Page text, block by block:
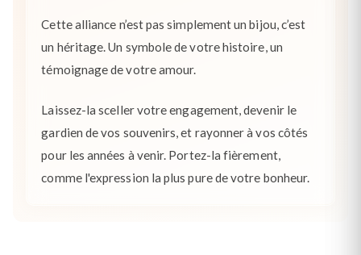
Cette alliance n’est pas simplement un bijou, c’est
un héritage. Un symbole de votre histoire, un
témoignage de votre amour.
Laissez-la sceller votre engagement, devenir le
gardien de vos souvenirs, et rayonner à vos côtés
pour les années à venir. Portez-la fièrement,
comme l'expression la plus pure de votre bonheur.